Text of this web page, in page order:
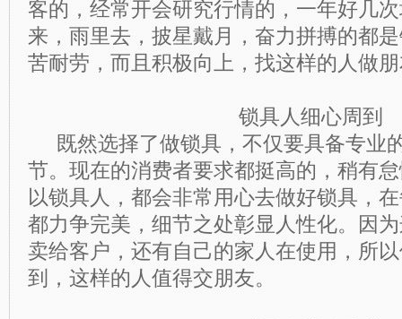
客的，经常开会研究行情的，一年好几
来，雨里去，披星戴月，奋力拼搏的都
苦耐劳，而且积极向上，找这样的人做
锁具人细心周到
既然选择了做锁具，不仅要具备专业
节。现在的消费者要求都挺高的，稍有
以锁具人，都会非常用心去做好锁具，
都力争完美，细节之处彰显人性化。因
卖给客户，还有自己的家人在使用，所
到，这样的人值得交朋友。